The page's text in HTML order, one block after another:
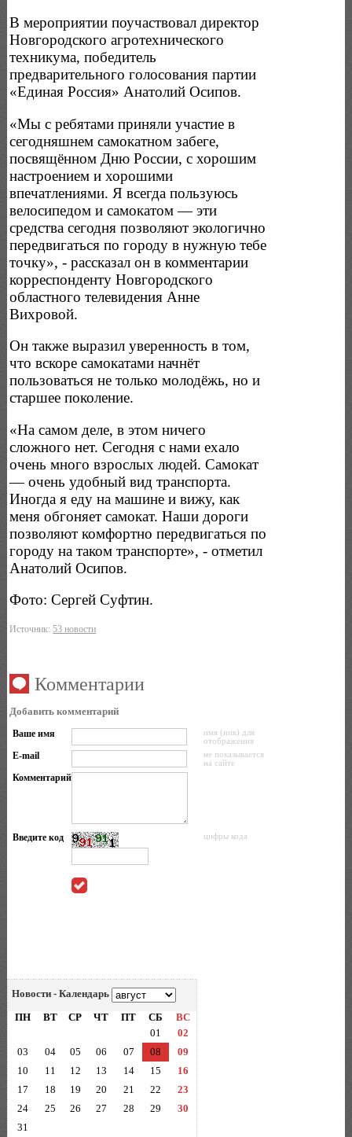
В мероприятии поучаствовал директор
Новгородского агротехнического
техникума, победитель
предварительного голосования партии
«Единая Россия» Анатолий Осипов.
«Мы с ребятами приняли участие в
сегодняшнем самокатном забеге,
посвящённом Дню России, с хорошим
настроением и хорошими
впечатлениями. Я всегда пользуюсь
велосипедом и самокатом — эти
средства сегодня позволяют экологично
передвигаться по городу в нужную тебе
точку», - рассказал он в комментарии
корреспонденту Новгородского
областного телевидения Анне
Вихровой.
Он также выразил уверенность в том,
что вскоре самокатами начнёт
пользоваться не только молодёжь, но и
старшее поколение.
«На самом деле, в этом ничего
сложного нет. Сегодня с нами ехало
очень много взрослых людей. Самокат
— очень удобный вид транспорта.
Иногда я еду на машине и вижу, как
меня обгоняет самокат. Наши дороги
позволяют комфортно передвигаться по
городу на таком транспорте», - отметил
Анатолий Осипов.
Фото: Сергей Суфтин.
Источник:53 новости
Комментарии
Добавить комментарий
Ваше имя
имя (ник) для
отображения
E-mail
не показывается
на сайте
Комментарий
Введите код цифры кода
Новости - Календарь
ПН
ВТ СР ЧТ ПТ СБ
ВС
01
02
03
04 05 06 07 08
09
10
11 12 13 14 15
16
17
18 19 20 21 22
23
24
25 26 27 28 29
30
31